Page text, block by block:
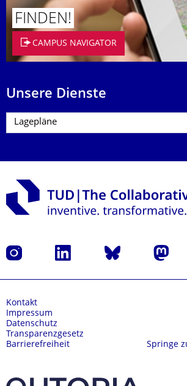
FINDEN!
CAMPUS NAVIGATOR
Unsere Dienste
Instagram LinkedIn Bluesky
Kontakt
Impressum
Datenschutz
Transparenzgesetz
Barrierefreiheit
Springe